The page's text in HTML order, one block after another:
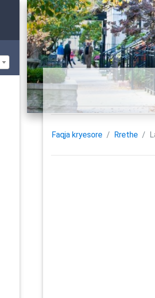
Faqja kryesore Rrethe